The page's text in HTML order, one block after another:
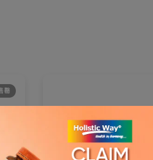
罄